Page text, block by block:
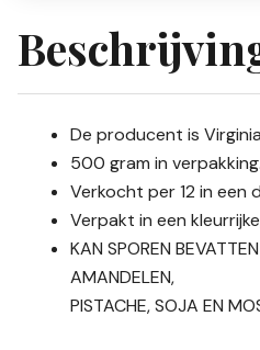
De producent is
500 gram in verpakking.
Verkocht per 12 in een
Verpakt in een
KAN SPOREN
AMANDELEN,
PISTACHE, SOJA EN